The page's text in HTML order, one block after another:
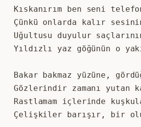
Kıskanırım ben seni
Çünkü onlarda kalır
Uğultusu duyulur
Yıldızlı yaz göğünün o
​Bakar bakmaz yüzüne,
Gözlerindir zamanı yutan
Rastlamam içlerinde
Çelişkiler barışır, bir